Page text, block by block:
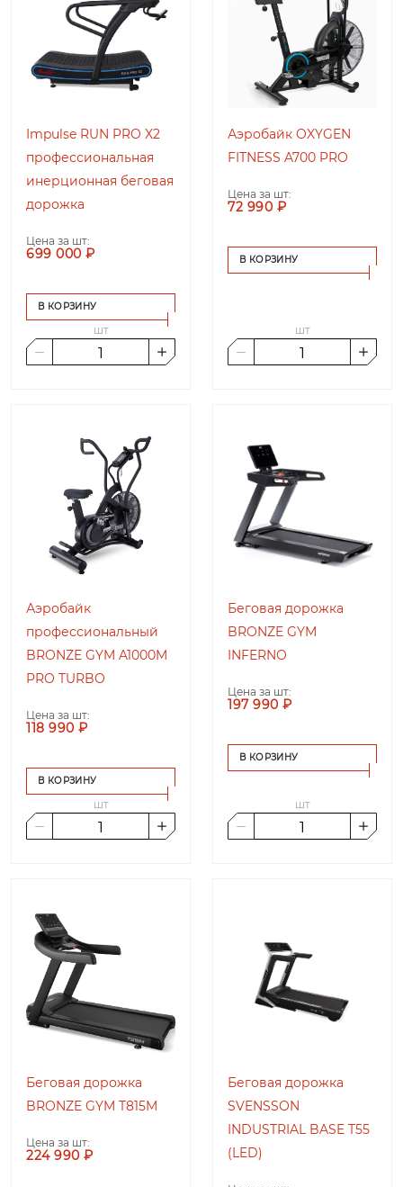
Impulse RUN PRO X2
профессиональная
инерционная беговая
дорожка
Цена за шт:
699 000 ₽
В КОРЗИНУ
шт
Аэробайк OXYGEN
FITNESS A700 PRO
Цена за шт:
72 990 ₽
В КОРЗИНУ
шт
Аэробайк
профессиональный
BRONZE GYM A1000M
PRO TURBO
Цена за шт:
118 990 ₽
В КОРЗИНУ
шт
Беговая дорожка
BRONZE GYM
INFERNO
Цена за шт:
197 990 ₽
В КОРЗИНУ
шт
Беговая дорожка
BRONZE GYM T815M
Цена за шт:
224 990 ₽
Беговая дорожка
SVENSSON
INDUSTRIAL BASE T55
(LED)